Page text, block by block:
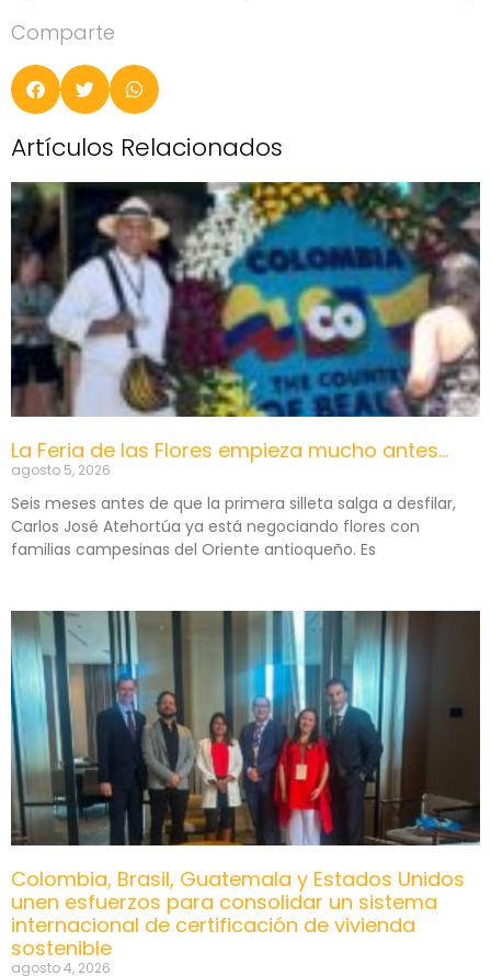
Comparte
Artículos Relacionados
La Feria de las Flores empieza mucho antes…
agosto 5, 2026
Seis meses antes de que la primera silleta salga a desfilar,
Carlos José Atehortúa ya está negociando flores con
familias campesinas del Oriente antioqueño. Es
Colombia, Brasil, Guatemala y Estados Unidos
unen esfuerzos para consolidar un sistema
internacional de certificación de vivienda
sostenible
agosto 4, 2026